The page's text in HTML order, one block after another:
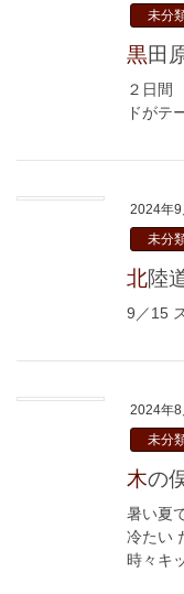
未分
黒
２日間
ドがテ
2024年9
未分
北
9／15
2024年8
未分
木
暑い夏
冷たい
時々キ